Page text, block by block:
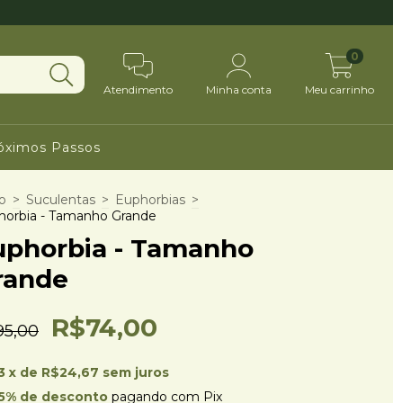
Atendimento Minha conta Meu carrinho
0
Passos
> Suculentas > Euphorbias >
- Tamanho Grande
- Tamanho
R$74,00
x de R$24,67 sem juros
de descontopagando com Pix